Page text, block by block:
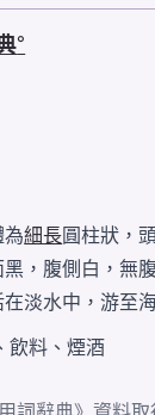
為細長圓柱狀，
，腹側白，無
淡水中，游至
飲料、煙酒